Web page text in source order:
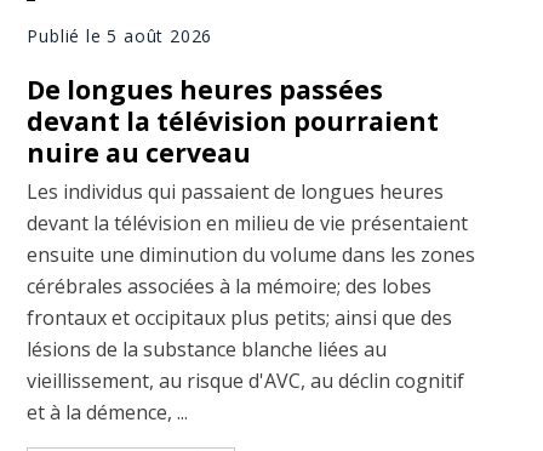
Publié le 5 août 2026
De longues heures passées
devant la télévision pourraient
nuire au cerveau
Les individus qui passaient de longues heures
devant la télévision en milieu de vie présentaient
ensuite une diminution du volume dans les zones
cérébrales associées à la mémoire; des lobes
frontaux et occipitaux plus petits; ainsi que des
lésions de la substance blanche liées au
vieillissement, au risque d'AVC, au déclin cognitif
et à la démence, ...